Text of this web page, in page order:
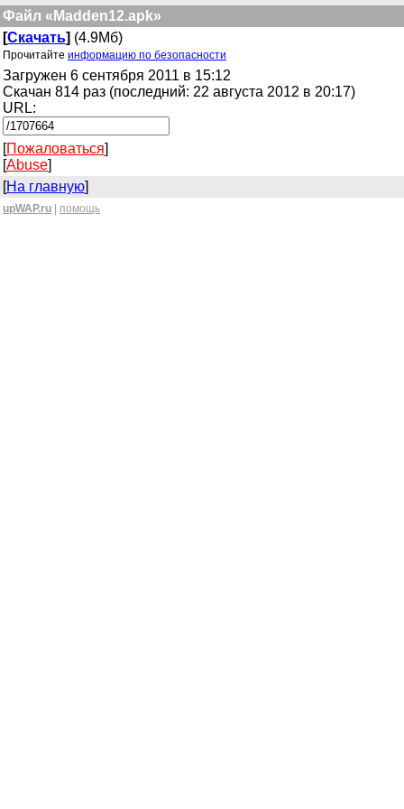
Файл «Madden12.apk»
[Скачать] (4.9Мб)
Прочитайте информацию по безопасности
Загружен 6 сентября 2011 в 15:12
Скачан 814 раз (последний: 22 августа 2012 в 20:17)
URL:
[Пожаловаться]
[Abuse]
[На главную]
upWAP.ru помощь